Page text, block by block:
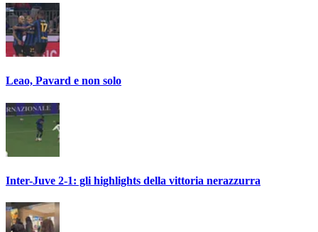
Leao, Pavard e non solo
Inter-Juve 2-1: gli highlights della vittoria nerazzurra